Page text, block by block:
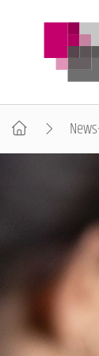
ÜBER DIE